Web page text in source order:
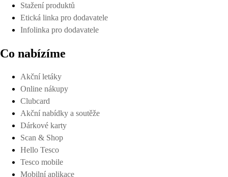
Stažení produktů
Etická linka pro dodavatele
Infolinka pro dodavatele
Co nabízíme
Akční letáky
Online nákupy
Clubcard
Akční nabídky a soutěže
Dárkové karty
Scan & Shop
Hello Tesco
Tesco mobile
Mobilní aplikace